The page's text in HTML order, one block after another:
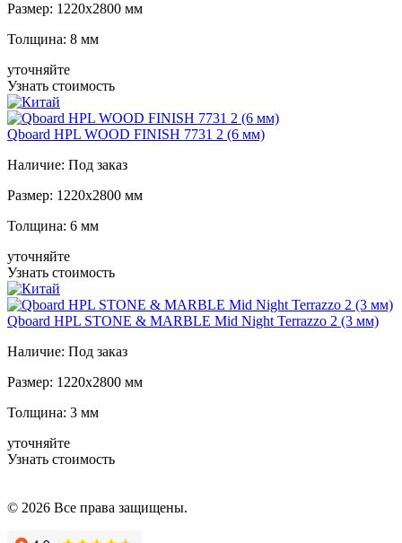
Размер: 1220x2800 мм
Толщина: 8 мм
уточняйте
Узнать стоимость
Qboard HPL WOOD FINISH 7731 2 (6 мм)
Наличие: Под заказ
Размер: 1220x2800 мм
Толщина: 6 мм
уточняйте
Узнать стоимость
Qboard HPL STONE & MARBLE Mid Night Terrazzo 2 (3 мм)
Наличие: Под заказ
Размер: 1220x2800 мм
Толщина: 3 мм
уточняйте
Узнать стоимость
© 2026 Все права защищены.